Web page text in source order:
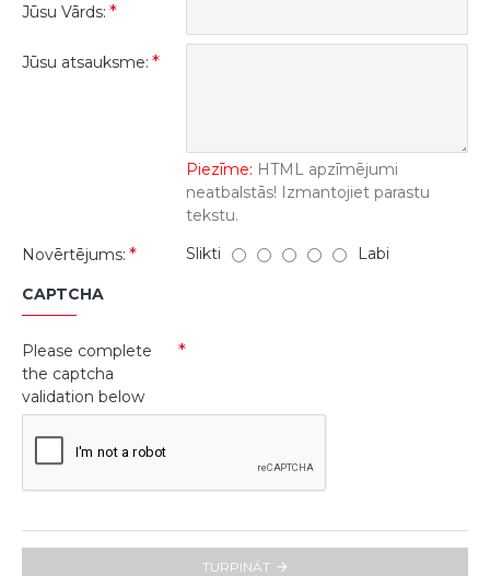
Jūsu Vārds:
Jūsu atsauksme:
Piezīme: HTML apzīmējumi
neatbalstās! Izmantojiet parastu
tekstu.
Novērtējums:
Slikti Labi
CAPTCHA
Please complete
the captcha
validation below
TURPINĀT